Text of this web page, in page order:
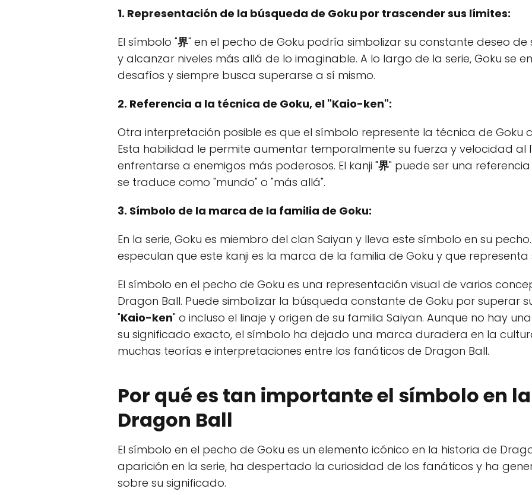
1. Representación de la búsqueda de Goku por trascender sus límites:
El símbolo "界" en el pecho de Goku podría simbolizar su constante deseo
y alcanzar niveles más allá de lo imaginable. A lo largo de la serie, Goku se
desafíos y siempre busca superarse a sí mismo.
2. Referencia a la técnica de Goku, el "Kaio-ken":
Otra interpretación posible es que el símbolo represente la técnica de Goku
Esta habilidad le permite aumentar temporalmente su fuerza y velocidad al
enfrentarse a enemigos más poderosos. El kanji "界" puede ser una
se traduce como "mundo" o "más allá".
3. Símbolo de la marca de la familia de Goku:
En la serie, Goku es miembro del clan Saiyan y lleva este símbolo en su
especulan que este kanji es la marca de la familia de Goku y que representa
El símbolo en el pecho de Goku es una representación visual de varios
Dragon Ball. Puede simbolizar la búsqueda constante de Goku por superar
"Kaio-ken" o incluso el linaje y origen de su familia Saiyan. Aunque no hay
su significado exacto, el símbolo ha dejado una marca duradera en la
muchas teorías e interpretaciones entre los fanáticos de Dragon Ball.
Por qué es tan importante el símbolo en
Dragon Ball
El símbolo en el pecho de Goku es un elemento icónico en la historia de
aparición en la serie, ha despertado la curiosidad de los fanáticos y ha
sobre su significado.